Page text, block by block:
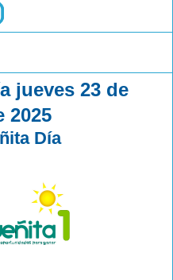
jueves 23 de
2025
Día